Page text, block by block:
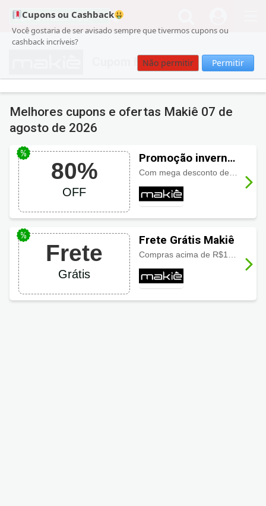
Cupons ou Cashback
Você gostaria de ser avisado sempre que tivermos cupons ou
cashback incríveis?
Não permitir Permitir
Cupom Makiê
Melhores cupons e ofertas Makiê 07 de
agosto de 2026
80%
OFF
Promoção inverno
Makiê!
Frete
Grátis
Frete Grátis Makiê